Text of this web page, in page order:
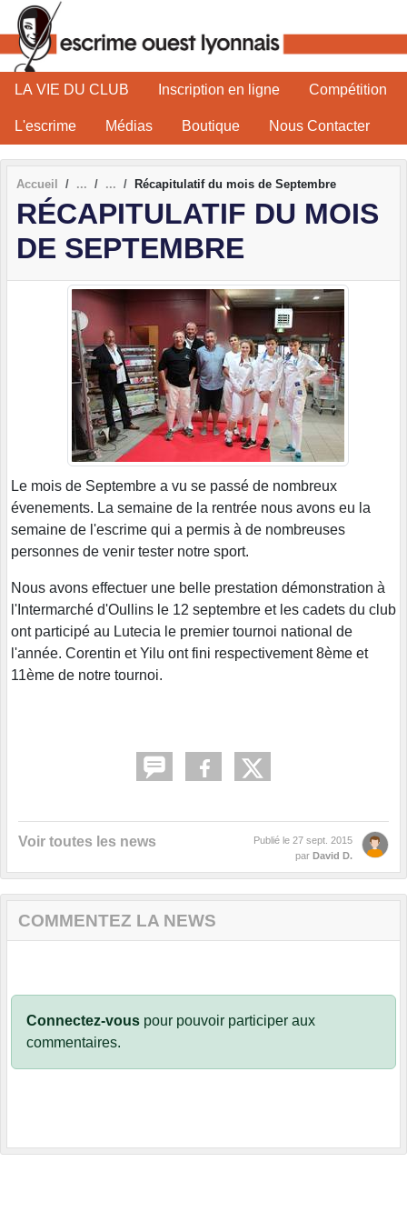
LA VIE DU CLUB Inscription en ligne Compétition
L'escrime Médias Boutique Nous Contacter
Accueil Récapitulatif du mois de Septembre
RÉCAPITULATIF DU MOIS
DE SEPTEMBRE
Le mois de Septembre a vu se passé de nombreux
évenements. La semaine de la rentrée nous avons eu la
semaine de l'escrime qui a permis à de nombreuses
personnes de venir tester notre sport.
Nous avons effectuer une belle prestation démonstration à
l'Intermarché d'Oullins le 12 septembre et les cadets du club
ont participé au Lutecia le premier tournoi national de
l'année. Corentin et Yilu ont fini respectivement 8ème et
11ème de notre tournoi.
Voir toutes les news Publié le 27 sept. 2015
par David D.
COMMENTEZ LA NEWS
Connectez-vous pour pouvoir participer aux
commentaires.
Panneau de gestion des cookies